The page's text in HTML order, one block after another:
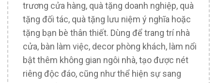
trương cửa hàng, quà tặng doanh nghiệp, quà
tặng đối tác, quà tặng lưu niệm ý nghĩa hoặc
tặng bạn bè thân thiết. Dùng để trang trí nhà
cửa, bàn làm việc, decor phòng khách, làm nổi
bật thêm không gian ngôi nhà, tạo được nét
riêng độc đáo, cũng như thể hiện sự sang